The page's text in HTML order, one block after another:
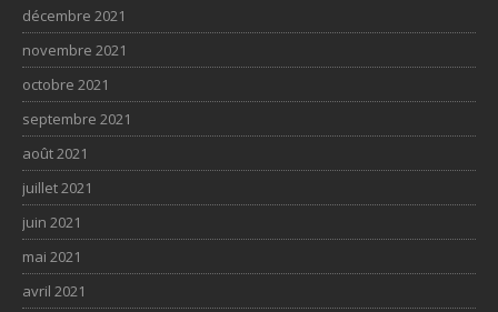
décembre 2021
novembre 2021
octobre 2021
septembre 2021
août 2021
juillet 2021
juin 2021
mai 2021
avril 2021